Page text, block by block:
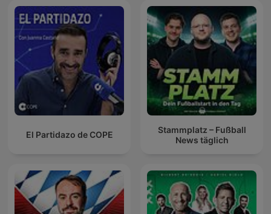
El Partidazo de COPE
Stammplatz – Fußball
News täglich